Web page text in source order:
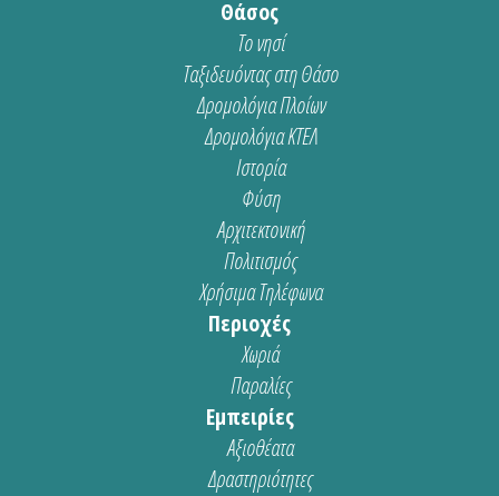
Θάσος
Το νησί
Ταξιδευόντας στη Θάσο
Δρομολόγια Πλοίων
Δρομολόγια ΚΤΕΛ
Ιστορία
Φύση
Αρχιτεκτονική
Πολιτισμός
Χρήσιμα Τηλέφωνα
Περιοχές
Χωριά
Παραλίες
Εμπειρίες
Αξιοθέατα
Δραστηριότητες